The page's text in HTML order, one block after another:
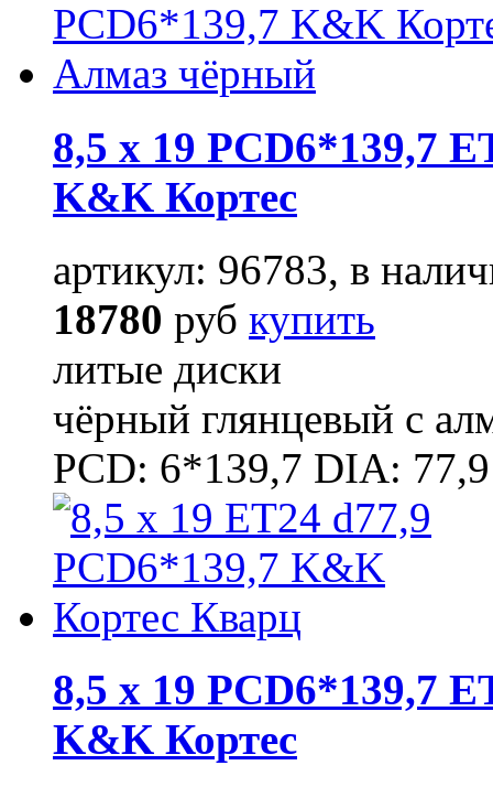
8,5 x 19 PCD6*139,7
K&K Кортес
артикул: 96783, в
18780 руб купить
литые диски
чёрный глянцевый с
PCD: 6*139,7 DIA: 77,9
8,5 x 19 PCD6*139,7
K&K Кортес